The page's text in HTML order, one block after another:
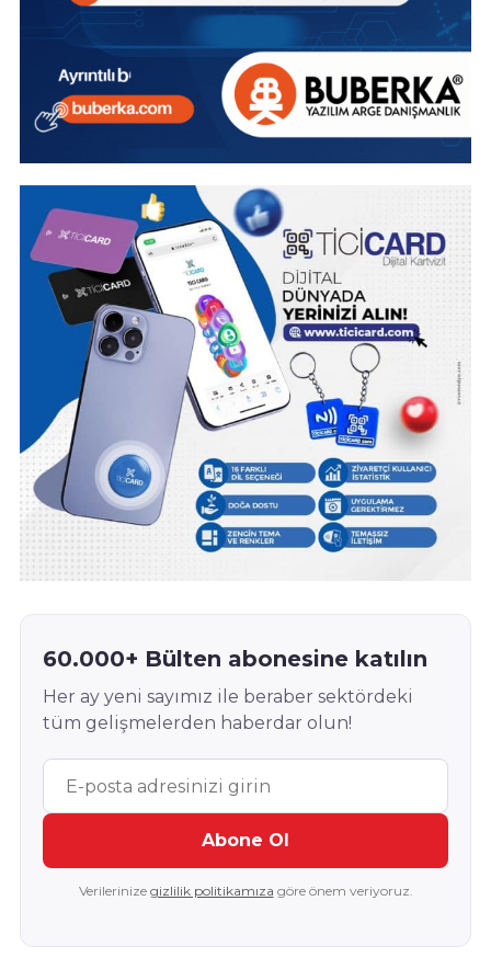
60.000+ Bülten abonesine katılın
Her ay yeni sayımız ile beraber sektördeki
tüm gelişmelerden haberdar olun!
Abone Ol
Verilerinize gizlilik politikamıza göre önem veriyoruz.